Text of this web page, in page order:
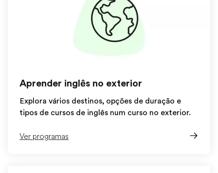
Aprender inglês no exterior
Explora vários destinos, opções de duração e
tipos de cursos de inglês num curso no exterior.
Ver programas